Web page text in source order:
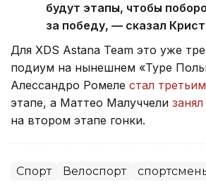
будут этапы, чтобы
за победу, — сказал
Для XDS Astana Team это уже
подиум на нынешнем «Туре
Алессандро Ромеле стал третьим
этапе, а Маттео Малуччели
на втором этапе гонки.
Спорт Велоспорт